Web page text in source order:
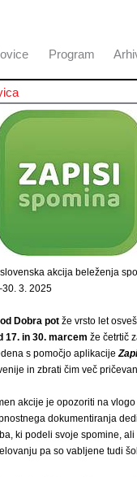
Program
akcija beleženja
3. 2025
Dobra pot že vrsto let
17. in 30. marcem že četrtič
s pomočjo aplikacije
in zbrati čim več
akcije je opozoriti na
dokumentiranja
ki podeli svoje spomine,
pa so vabljene tudi